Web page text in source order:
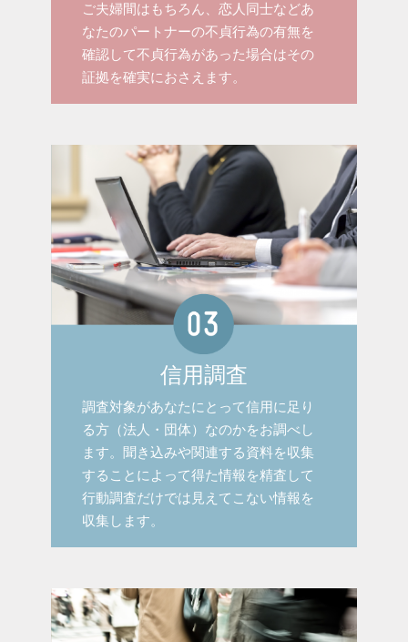
ご夫婦間はもちろん、恋人同士などあ
なたのパートナーの不貞行為の有無を
確認して不貞行為があった場合はその
証拠を確実におさえます。
信用調査
調査対象があなたにとって信用に足り
る方（法人・団体）なのかをお調べし
ます。聞き込みや関連する資料を収集
することによって得た情報を精査して
行動調査だけでは見えてこない情報を
収集します。